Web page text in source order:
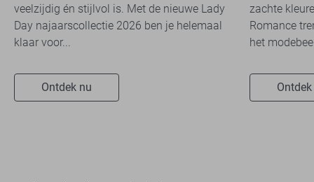
veelzijdig én stijlvol is. Met de nieuwe Lady
Day najaarscollectie 2026 ben je helemaal
klaar voor...
Ontdek nu
zachte
Romance
het